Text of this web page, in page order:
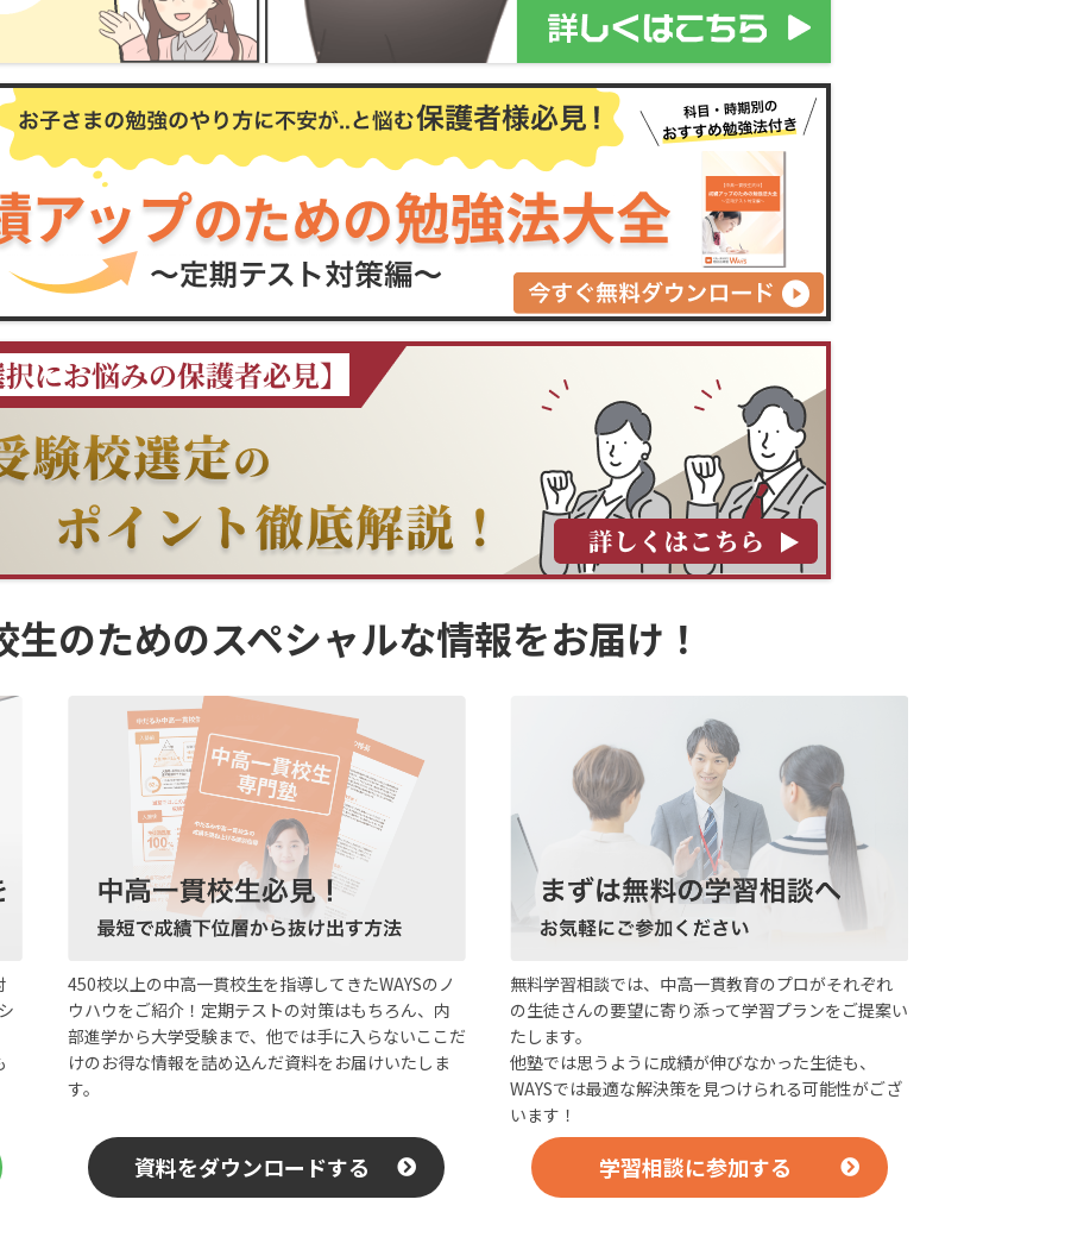
生のためのスペシャルな情報をお届け！
450校以上の中高一貫校生を指導してきたWAYSのノ
ウハウをご紹介！定期テストの対策はもちろん、内
部進学から大学受験まで、他では手に入らないここだ
けのお得な情報を詰め込んだ資料をお届けいたしま
す。
資料をダウンロードする
無料学習相談では、中高一貫教育のプロがそれぞれ
の生徒さんの要望に寄り添って学習プランをご提案い
たします。
他塾では思うように成績が伸びなかった生徒も、
WAYSでは最適な解決策を見つけられる可能性がござ
います！
学習相談に参加する